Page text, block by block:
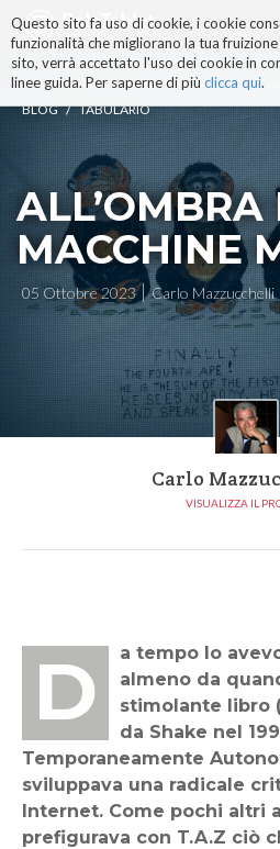
Questo sito fa uso di cookie, i cookie
funzionalità che migliorano la tua
sito, verrà accettato l'uso dei cookie in
linee guida. Per saperne di più clicca qui.
ai
contenuti.
|
alla
navigazione
BLOG / TABULARIO
ALL’OMBRA
MACCHINE
05 Ottobre 2023 Carlo Mazzucchelli
Carlo
VISUALIZZA IL
Da tempo lo avevo perso di vista,
almeno da
stimolante libro
da Shake nel
Temporaneamente
sviluppava una radicale
Internet. Come pochi altri
prefigurava con T.A.Z ciò